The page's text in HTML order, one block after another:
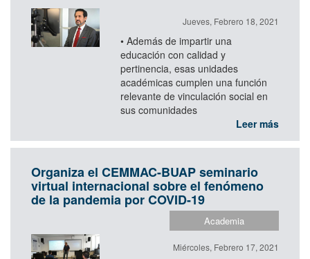
Jueves, Febrero 18, 2021
• Además de impartir una
educación con calidad y
pertinencia, esas unidades
académicas cumplen una función
relevante de vinculación social en
sus comunidades
Leer más
Organiza el CEMMAC-BUAP seminario
virtual internacional sobre el fenómeno
de la pandemia por COVID-19
Academia
Miércoles, Febrero 17, 2021